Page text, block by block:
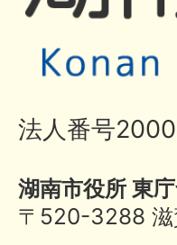
法人番号
湖南市役所 東
〒520-3288 滋